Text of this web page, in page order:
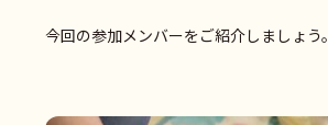
今回の参加メンバーをご紹介しましょう。